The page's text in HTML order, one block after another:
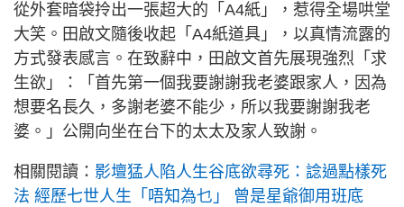
從外套暗袋拎出一張超大的「A4紙」，惹得全場哄堂
大笑。田啟文隨後收起「A4紙道具」，以真情流露的
方式發表感言。在致辭中，田啟文首先展現強烈「求
生欲」：「首先第一個我要謝謝我老婆跟家人，因為
想要名長久，多謝老婆不能少，所以我要謝謝我老
婆。」公開向坐在台下的太太及家人致謝。
相關閱讀： 影壇猛人陷人生谷底欲尋死：諗過點樣死
法 經歷七世人生「唔知為乜」 曾是星爺御用班底